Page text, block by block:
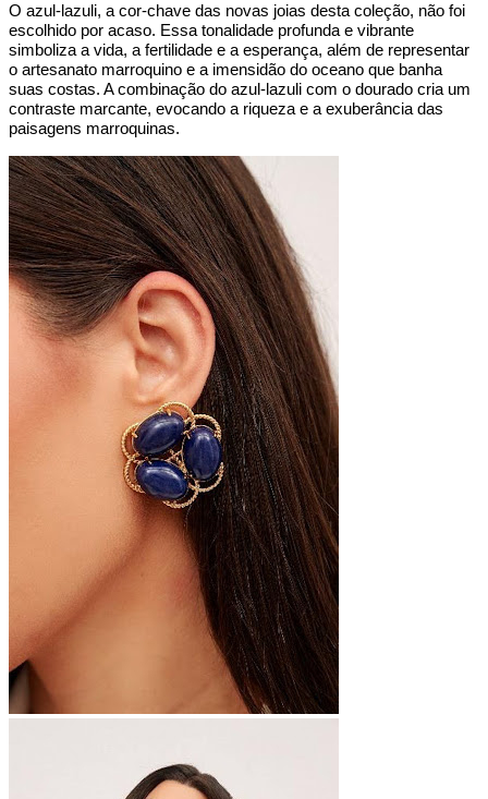
O azul-lazuli, a cor-chave das novas joias desta coleção, não foi
escolhido por acaso. Essa tonalidade profunda e vibrante
simboliza a vida, a fertilidade e a esperança, além de representar
o artesanato marroquino e a imensidão do oceano que banha
suas costas. A combinação do azul-lazuli com o dourado cria um
contraste marcante, evocando a riqueza e a exuberância das
paisagens marroquinas.